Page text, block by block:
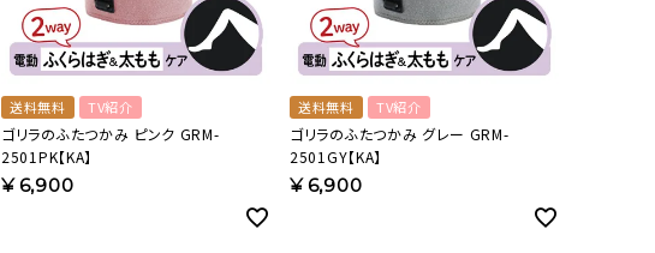
送料無料 TV紹介
ゴリラのふたつかみ ピンク GRM-
2501PK【KA】
¥6,900
送料無料 TV紹介
ゴリラのふたつかみ グレー GRM-
2501GY【KA】
¥6,900